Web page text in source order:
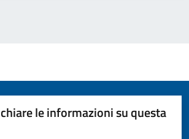
le informazioni su questa